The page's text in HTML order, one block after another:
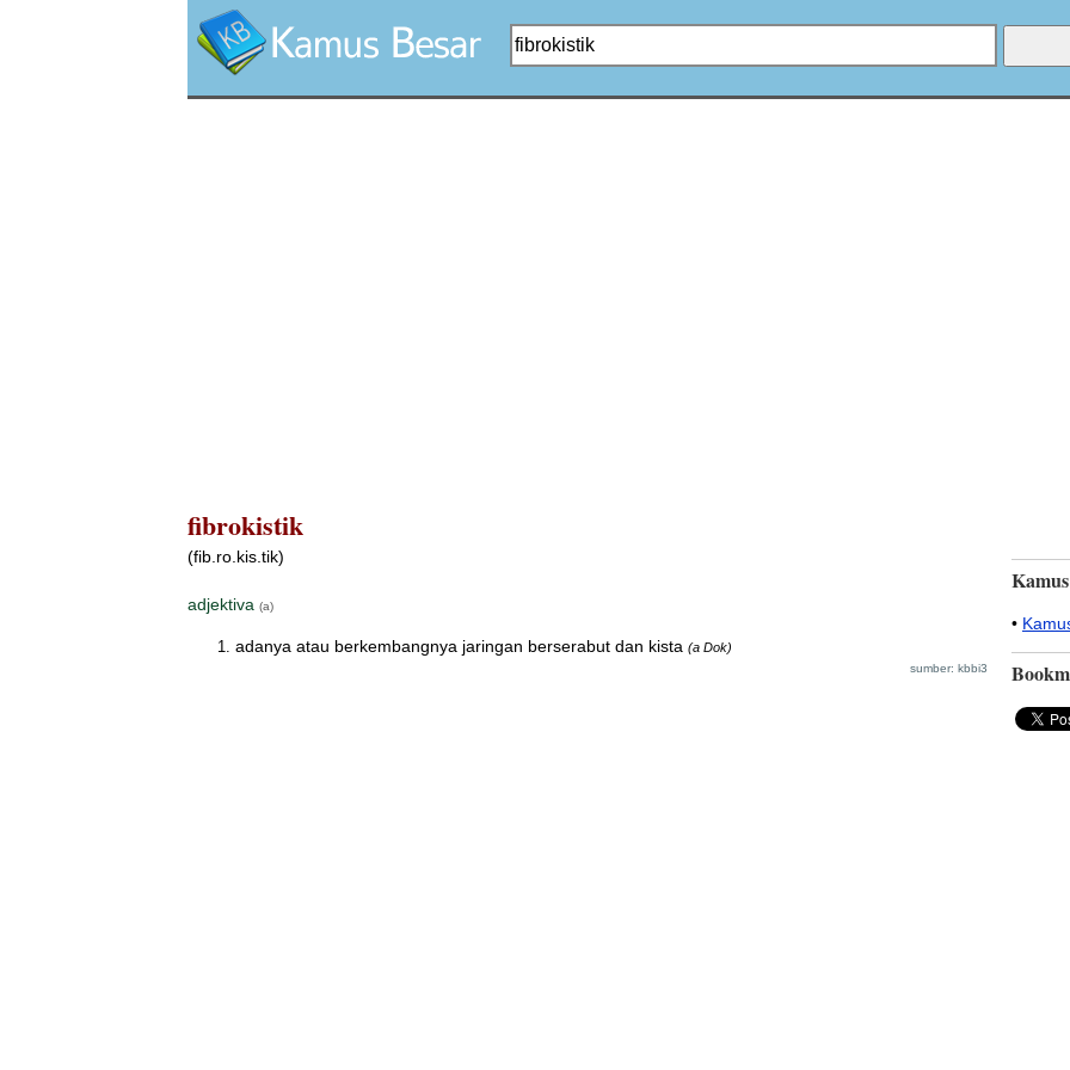
fibrokistik
(fib.ro.kis.tik)
adjektiva (a)
adanya atau berkembangnya jaringan berserabut dan kista (a Dok)
sumber: kbbi3
•